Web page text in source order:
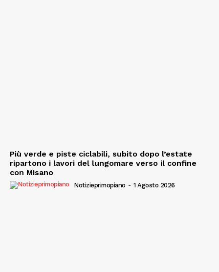
Più verde e piste ciclabili, subito dopo l’estate
ripartono i lavori del lungomare verso il confine
con Misano
Notizieprimopiano - 1 Agosto 2026